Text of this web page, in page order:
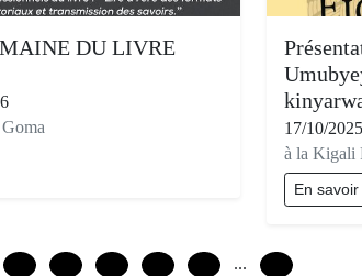
DU LIVRE
17/10/
à la Kigali
En
...